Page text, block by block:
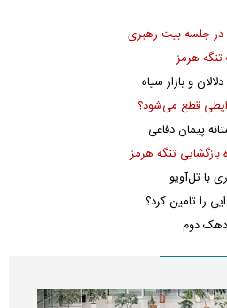
در جلسه بیت رهبری
هرمز
و بازار سیاه
قطع می‌شود؟
پیمان دفاعی
بازگشایی تنگه هرمز
با تل‌آویو
را تامین کرد؟
دهک دوم